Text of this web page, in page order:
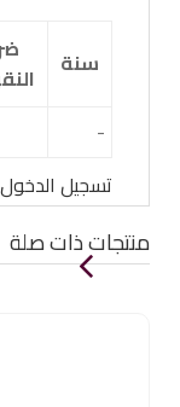
سنة
-
تسجيل الدخول
منتجات ذات صلة